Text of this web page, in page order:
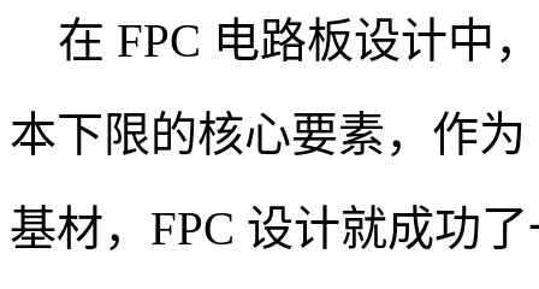
在 FPC 电路板设计中
本下限的核心要素，作
基材，FPC 设计就成功